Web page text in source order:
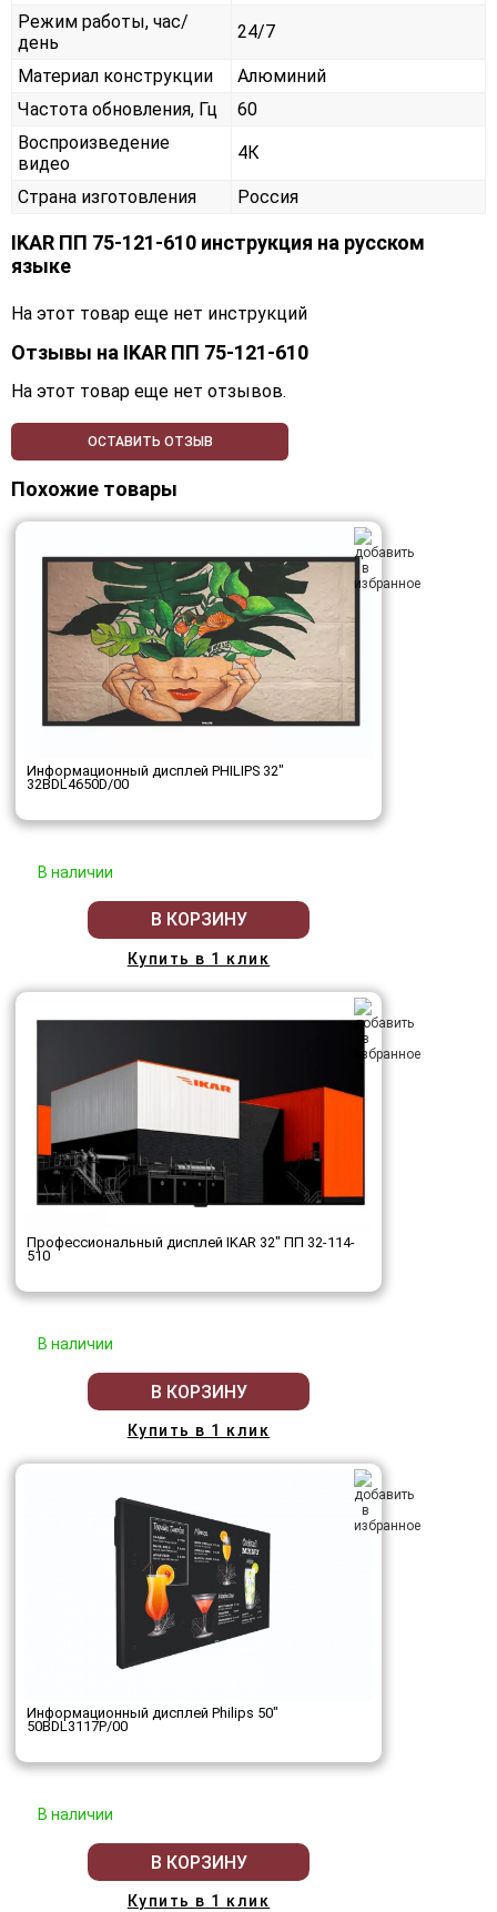
Режим работы, час/
день
24/7
Материал конструкции
Алюминий
Частота обновления, Гц
60
Воспроизведение
видео
4К
Страна изготовления Россия
IKAR ПП 75-121-610 инструкция на русском
языке
На этот товар еще нет инструкций
Отзывы на IKAR ПП 75-121-610
На этот товар еще нет отзывов.
ОСТАВИТЬ ОТЗЫВ
Похожие товары
Информационный дисплей PHILIPS 32"
32BDL4650D/00
В наличии
В КОРЗИНУ
Купить в 1 клик
Профессиональный дисплей IKAR 32" ПП 32-114-
510
В наличии
В КОРЗИНУ
Купить в 1 клик
Информационный дисплей Philips 50"
50BDL3117P/00
В наличии
В КОРЗИНУ
Купить в 1 клик